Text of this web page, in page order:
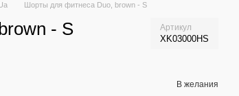
Шорты для фитнеса Duo, brown - S
- S Артикул
XK03000HS
В желания